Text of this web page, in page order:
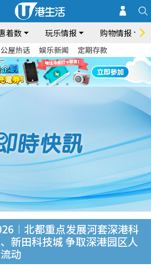
着数 玩乐情报 购物情报
公屋热话 娱乐新闻 定期存款
北都重点发展河套深港科
新田科技城 争取深港园区人
动